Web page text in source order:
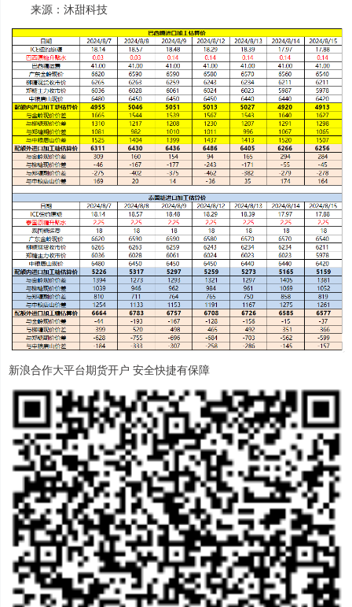
来源：沐甜科技
新浪合作大平台期货开户 安全快捷有保障